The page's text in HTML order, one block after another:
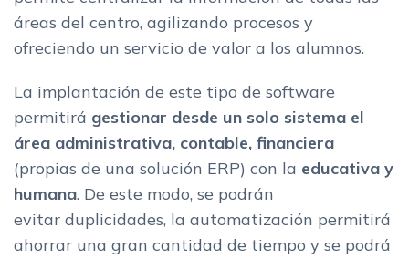
áreas del centro, agilizando procesos y
ofreciendo un servicio de valor a los alumnos.
La implantación de este tipo de software
permitirá gestionar desde un solo sistema el
área administrativa, contable, financiera
(propias de una solución ERP) con la educativa y
humana. De este modo, se podrán
evitar duplicidades, la automatización permitirá
ahorrar una gran cantidad de tiempo y se podrá